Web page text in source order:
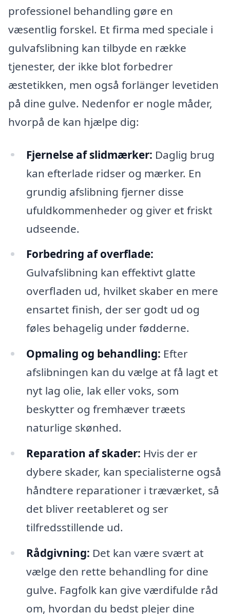
professionel behandling gøre en
væsentlig forskel. Et firma med speciale i
gulvafslibning kan tilbyde en række
tjenester, der ikke blot forbedrer
æstetikken, men også forlänger levetiden
på dine gulve. Nedenfor er nogle måder,
hvorpå de kan hjælpe dig:
Fjernelse af slidmærker: Daglig brug
kan efterlade ridser og mærker. En
grundig afslibning fjerner disse
ufuldkommenheder og giver et friskt
udseende.
Forbedring af overflade:
Gulvafslibning kan effektivt glatte
overfladen ud, hvilket skaber en mere
ensartet finish, der ser godt ud og
føles behagelig under fødderne.
Opmaling og behandling: Efter
afslibningen kan du vælge at få lagt et
nyt lag olie, lak eller voks, som
beskytter og fremhæver træets
naturlige skønhed.
Reparation af skader: Hvis der er
dybere skader, kan specialisterne også
håndtere reparationer i træværket, så
det bliver reetableret og ser
tilfredsstillende ud.
Rådgivning: Det kan være svært at
vælge den rette behandling for dine
gulve. Fagfolk kan give værdifulde råd
om, hvordan du bedst plejer dine